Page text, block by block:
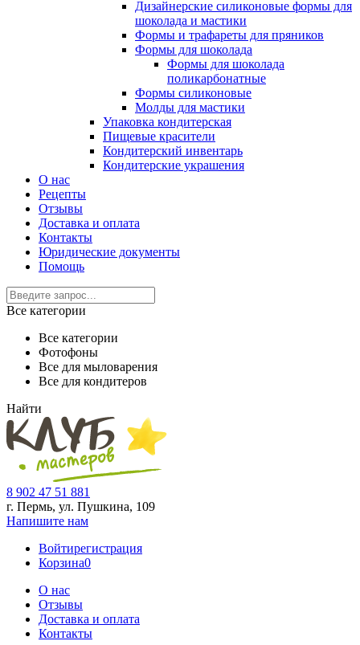
Дизайнерские силиконовые формы для
шоколада и мастики
Формы и трафареты для пряников
Формы для шоколада
Формы для шоколада
поликарбонатные
Формы силиконовые
Молды для мастики
Упаковка кондитерская
Пищевые красители
Кондитерский инвентарь
Кондитерские украшения
О нас
Рецепты
Отзывы
Доставка и оплата
Контакты
Юридические документы
Помощь
Все категории
Все категории
Фотофоны
Все для мыловарения
Все для кондитеров
Найти
8 902 47 51 881
г. Пермь, ул. Пушкина, 109
Напишите нам
Войтирегистрация
Корзина0
О нас
Отзывы
Доставка и оплата
Контакты